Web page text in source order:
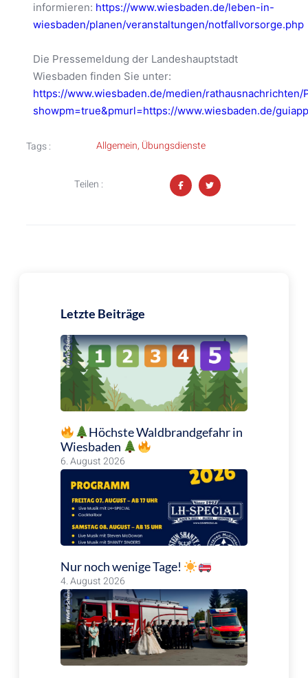
informieren: https://www.wiesbaden.de/leben-in-
wiesbaden/planen/veranstaltungen/notfallvorsorge.php
Die Pressemeldung der Landeshauptstadt
Wiesbaden finden Sie unter:
https://www.wiesbaden.de/medien/rathausnachrichten/
showpm=true&pmurl=https://www.wiesbaden.de/
Tags : Allgemein, Übungsdienste
Teilen :
Letzte Beiträge
Höchste Waldbrandgefahr in
Wiesbaden
6. August 2026
Nur noch wenige Tage!
4. August 2026